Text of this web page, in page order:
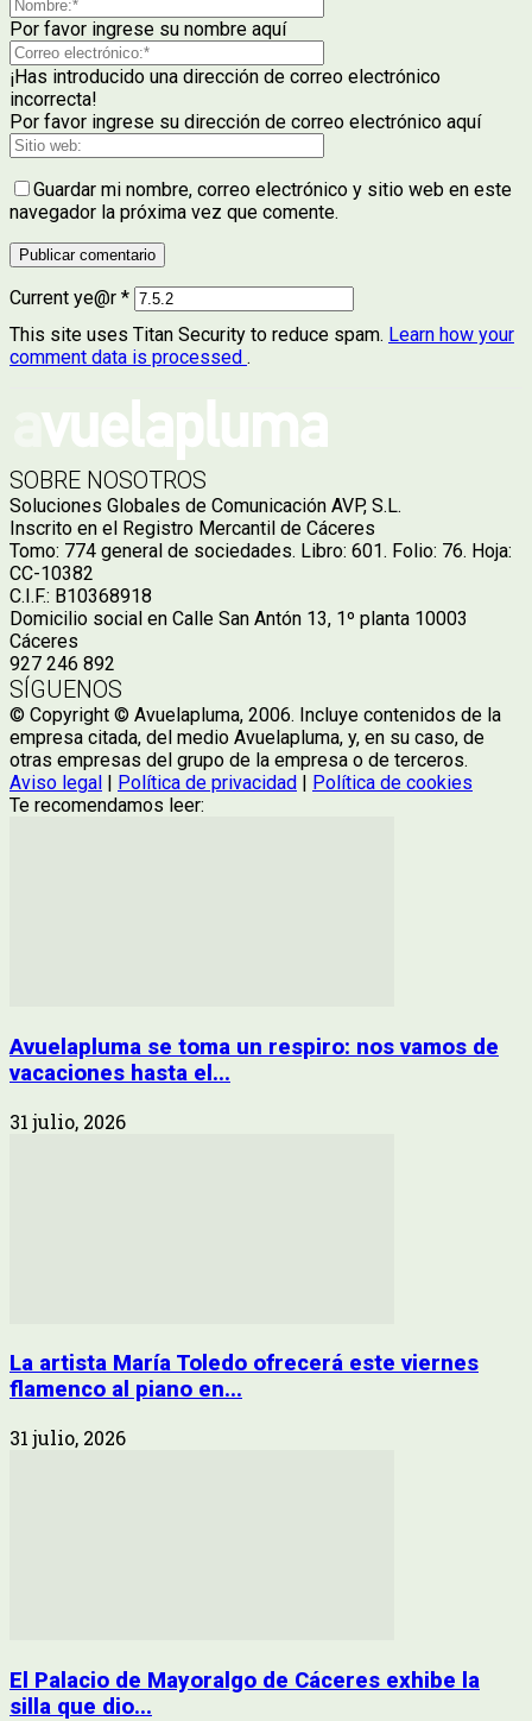
Por favor ingrese su nombre aquí
¡Has introducido una dirección de correo electrónico
incorrecta!
Por favor ingrese su dirección de correo electrónico aquí
Guardar mi nombre, correo electrónico y sitio web en este
navegador la próxima vez que comente.
Current ye@r *
This site uses Titan Security to reduce spam. Learn how your
comment data is processed .
SOBRE NOSOTROS
Soluciones Globales de Comunicación AVP, S.L.
Inscrito en el Registro Mercantil de Cáceres
Tomo: 774 general de sociedades. Libro: 601. Folio: 76. Hoja:
CC-10382
C.I.F.: B10368918
Domicilio social en Calle San Antón 13, 1º planta 10003
Cáceres
927 246 892
SÍGUENOS
© Copyright © Avuelapluma, 2006. Incluye contenidos de la
empresa citada, del medio Avuelapluma, y, en su caso, de
otras empresas del grupo de la empresa o de terceros.
Aviso legal
Política de privacidad
Política de cookies
Te recomendamos leer:
Avuelapluma se toma un respiro: nos vamos de
vacaciones hasta el...
31 julio, 2026
La artista María Toledo ofrecerá este viernes
flamenco al piano en...
31 julio, 2026
El Palacio de Mayoralgo de Cáceres exhibe la
silla que dio...